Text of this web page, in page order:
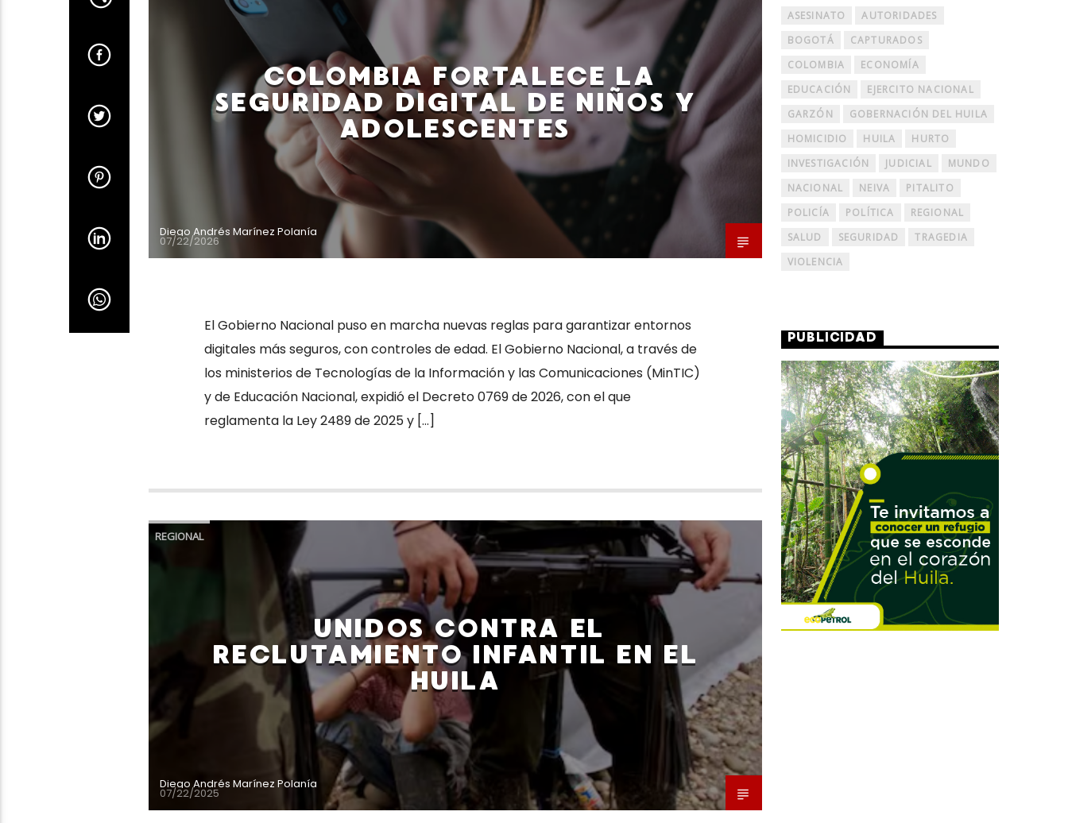
COLOMBIA FORTALECE LA
SEGURIDAD DIGITAL DE NIÑOS Y
ADOLESCENTES
Diego Andrés Marínez Polanía
07/22/2026
El Gobierno Nacional puso en marcha nuevas reglas para garantizar entornos
digitales más seguros, con controles de edad. El Gobierno Nacional, a través de
los ministerios de Tecnologías de la Información y las Comunicaciones (MinTIC)
y de Educación Nacional, expidió el Decreto 0769 de 2026, con el que
reglamenta la Ley 2489 de 2025 y […]
REGIONAL
UNIDOS CONTRA EL
RECLUTAMIENTO INFANTIL EN EL
HUILA
Diego Andrés Marínez Polanía
07/22/2025
ASESINATO
AUTORIDADES
BOGOTÁ
CAPTURADOS
COLOMBIA
ECONOMÍA
EDUCACIÓN
EJERCITO NACIONAL
GARZÓN
GOBERNACIÓN DEL HUILA
HOMICIDIO
HUILA
HURTO
INVESTIGACIÓN
JUDICIAL
MUNDO
NACIONAL
NEIVA
PITALITO
POLICÍA
POLÍTICA
REGIONAL
SALUD
SEGURIDAD
TRAGEDIA
VIOLENCIA
PUBLICIDAD